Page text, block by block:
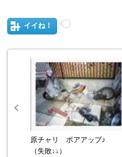
イイね！
原チャリ ボアアップ♪
（失敗↓↓）